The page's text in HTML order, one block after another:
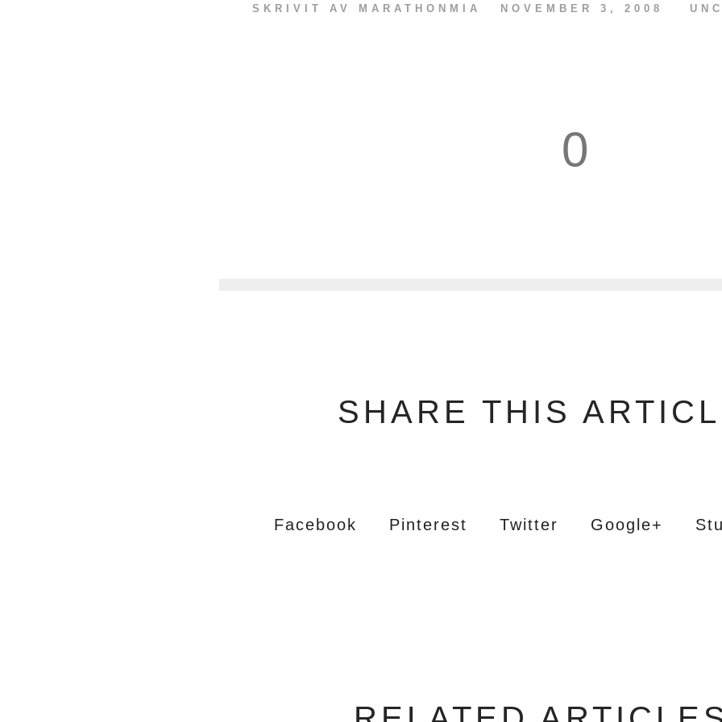
SKRIVIT AV MARATHONMIA NOVEMBER 3, 2008
0
SHARE THIS
Facebook Pinterest Twitter Google+